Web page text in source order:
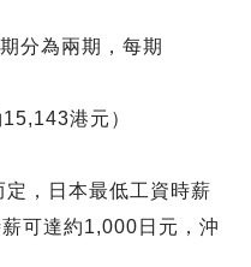
分為兩期，每期
港元）
定，日本最低工資時薪
可達約1,000日元，沖